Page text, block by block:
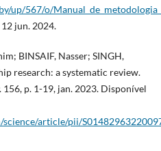
up/567/o/
jun. 2024.
BINSAIF, Nasser; SINGH,
research: a systematic review.
156, p. 1-19, jan. 2023. Disponível
article/pii/